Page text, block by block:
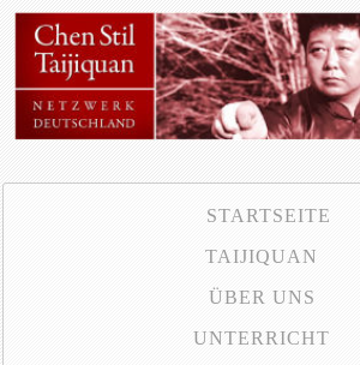
STARTSEITE
TAIJIQUAN
ÜBER UNS
UNTERRICHT